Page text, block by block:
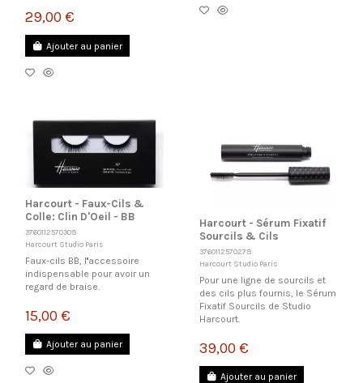
29,00 €
Ajouter au panier
Harcourt - Faux-Cils &
Colle: Clin D'Oeil - BB
3760112570309
Harcourt Studio Paris
Faux-cils BB, l''accessoire
indispensable pour avoir un
regard de braise.
15,00 €
Ajouter au panier
Harcourt - Sérum Fixatif
Sourcils & Cils
3760112570279
Harcourt Studio Paris
Pour une ligne de sourcils et
des cils plus fournis, le Sérum
Fixatif Sourcils de Studio
Harcourt.
39,00 €
Ajouter au panier